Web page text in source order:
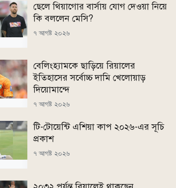
ছেলে থিয়াগোর বার্সায় যোগ দেওয়া নিয়ে
কি বললেন মেসি?
৭ আগষ্ট ২০২৬
বেলিংহ্যামকে ছাড়িয়ে রিয়ালের
ইতিহাসের সর্বোচ্চ দামি খেলোয়াড়
দিয়োমান্দে
৭ আগষ্ট ২০২৬
টি-টোয়েন্টি এশিয়া কাপ ২০২৬-এর সূচি
প্রকাশ
৭ আগষ্ট ২০২৬